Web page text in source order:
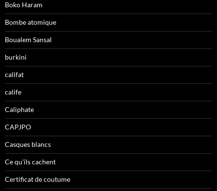
Boko Haram
Bombe atomique
Boualem Sansal
burkini
califat
calife
Caliphate
CAPJPO
Casques blancs
Ce qu'ils cachent
Certificat de coutume